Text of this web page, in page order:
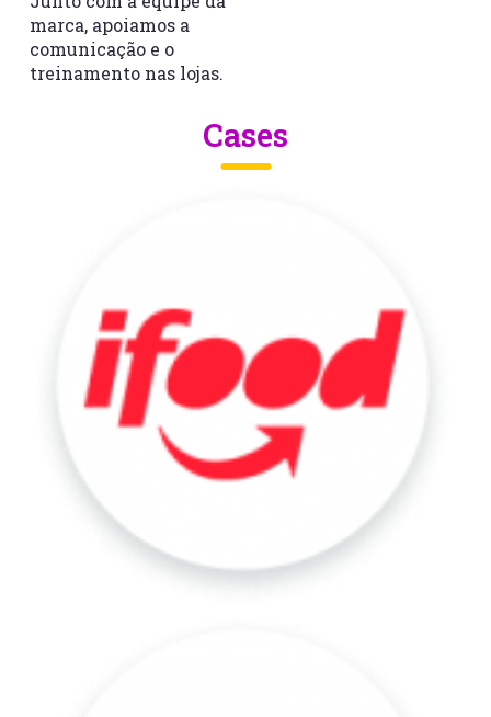
marca, apoiamos a
comunicação e o
treinamento nas lojas.
Cases